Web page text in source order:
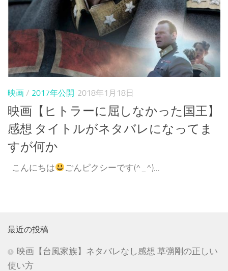
映画 / 2017年公開 2018年1月18日
映画【ヒトラーに屈しなかった国王】
感想 タイトルがネタバレになってま
すが何か
こんにちは ごんピクシーです(^_^)...
最近の投稿
映画【台風家族】ネタバレなし感想 草彅剛の正しい
使い方